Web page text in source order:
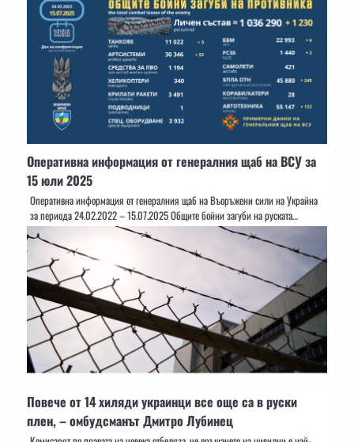
Оперативна информация от генералния щаб на ВСУ за
15 юли 2025
Оперативна информация от генералния щаб на Въоръжени сили на Украйна
за периода 24.02.2022 – 15.07.2025 Общите бойни загуби на руската…
Повече от 14 хиляди украинци все още са в руски
плен, – омбудсманът Дмитро Лубинец